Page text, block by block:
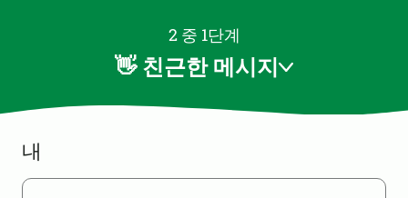
2 중 1단계
👋 친근한 메시지
내